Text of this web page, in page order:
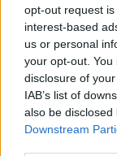
opt-out request
interest-based
us or personal
your opt-out.
disclosure of
IAB’s list of
also be
Downstream